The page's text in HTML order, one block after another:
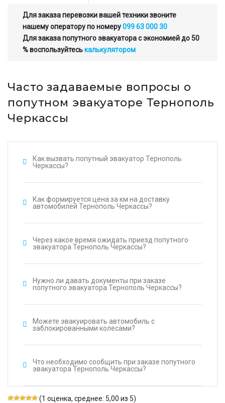
Для заказа перевозки вашей техники звоните
нашему оператору по номеру099 63 000 30
Для заказа попутного эвакуатора с экономией до 50
% воспользуйтеськалькулятором
Часто задаваемые вопросы о
попутном эвакуаторе Тернополь
Черкассы
Как вызвать попутный эвакуатор Тернополь
Черкассы?
Как формируется цена за км на доставку
автомобилей Тернополь Черкассы?
Через какое время ожидать приезд попутного
эвакуатора Тернополь Черкассы?
Нужно ли давать документы при заказе
попутного эвакуатора Тернополь Черкассы?
Можете эвакуировать автомобиль с
заблокированными колесами?
Что необходимо сообщить при заказе попутного
эвакуатора Тернополь Черкассы?
(1 оценка, среднее: 5,00 из 5)